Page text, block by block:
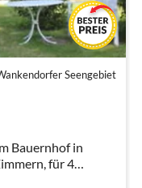
Seengebiet
in
für 4